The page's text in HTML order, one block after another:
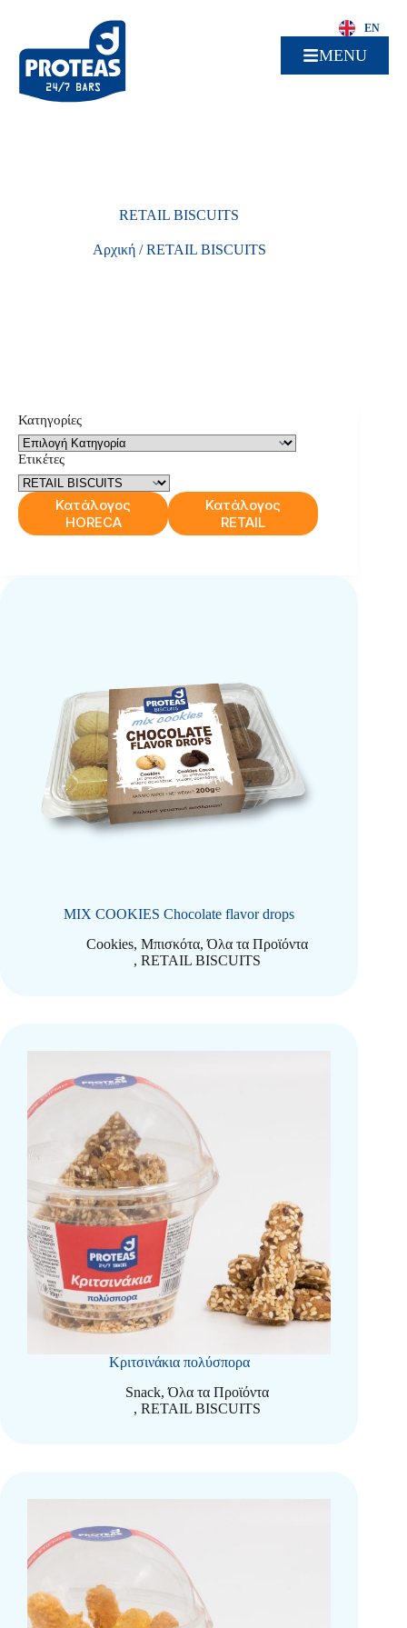
EN
MENU
RETAIL BISCUITS
Αρχική/RETAIL BISCUITS
Κατηγορίες
Ετικέτες
Κατάλογος
HORECA
Κατάλογος
RETAIL
MIX COOKIES Chocolate flavor drops
Cookies,Μπισκότα,Όλα τα Προϊόντα
, RETAIL BISCUITS
Κριτσινάκια πολύσπορα
Snack,Όλα τα Προϊόντα
, RETAIL BISCUITS